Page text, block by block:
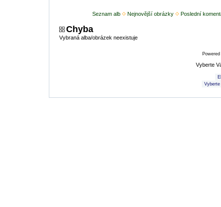
Seznam alb Nejnovější obrázky Poslední
Chyba
Vybraná alba/obrázek neexistuje
Vyberte